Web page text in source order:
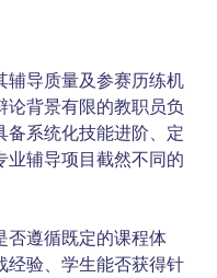
辅导质量及参赛历练机
论背景有限的教职员负
备系统化技能进阶、定
业辅导项目截然不同的
否遵循既定的课程体
经验、学生能否获得针